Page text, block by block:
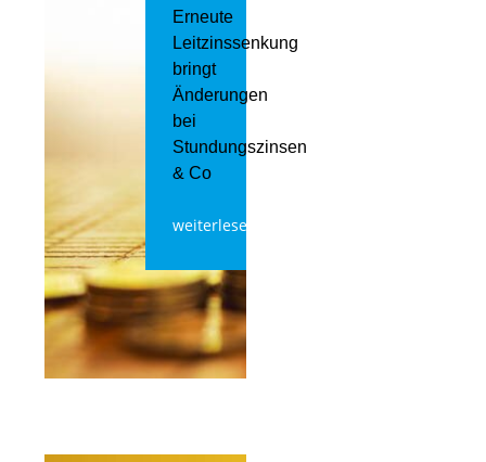
Erneute
Leitzinssenkung
bringt
Änderungen
bei
Stundungszinsen
& Co
weiterlesen